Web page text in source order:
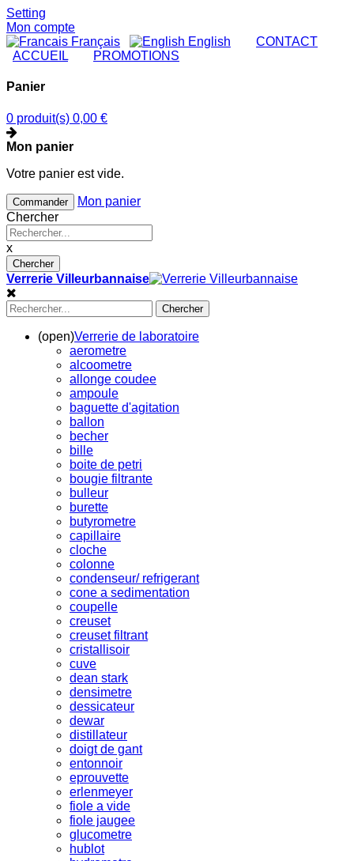
Setting
Mon compte
Français
English CONTACT
ACCUEIL
PROMOTIONS
Panier
0 produit(s) 0,00 €
Mon panier
Votre panier est vide.
Commander
Mon panier
Chercher
x
Chercher
Verrerie Villeurbannaise
Chercher
(open)Verrerie de laboratoire
aerometre
alcoometre
allonge coudee
ampoule
baguette d'agitation
ballon
becher
bille
boite de petri
bougie filtrante
bulleur
burette
butyrometre
capillaire
cloche
colonne
condenseur/ refrigerant
cone a sedimentation
coupelle
creuset
creuset filtrant
cristallisoir
cuve
dean stark
densimetre
dessicateur
dewar
distillateur
doigt de gant
entonnoir
eprouvette
erlenmeyer
fiole a vide
fiole jaugee
glucometre
hublot